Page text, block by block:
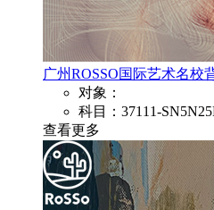
广州ROSSO国际艺术名校
对象：
科目：37111-
查看更多